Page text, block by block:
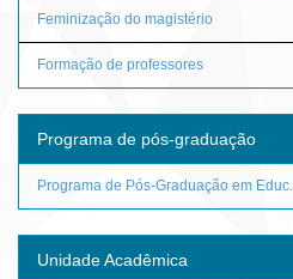
Feminização do magistério
Formação de professores
Programa de pós-graduação
Programa de Pós-Graduação em Educ...
Unidade Acadêmica